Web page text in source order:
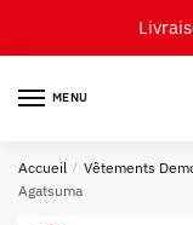
MENU
Accueil / Vêtements
Agatsuma